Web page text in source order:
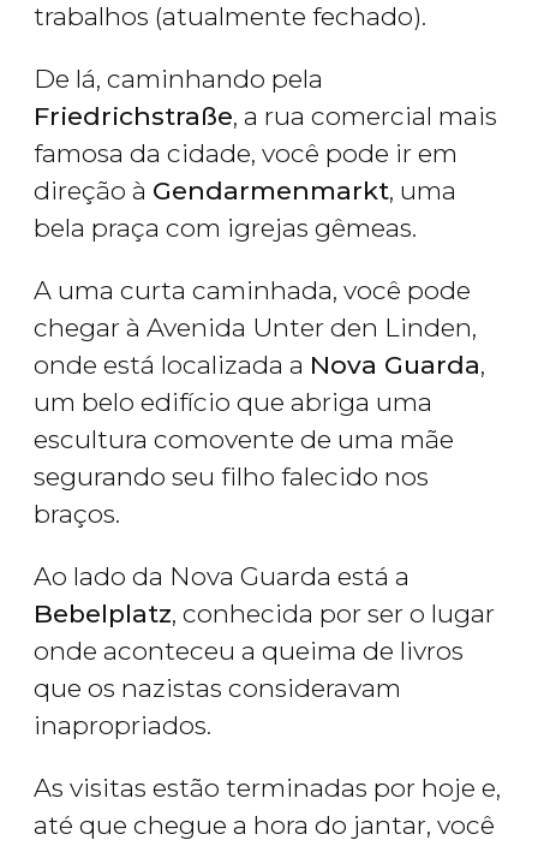
trabalhos (atualmente fechado).
De lá, caminhando pela
Friedrichstraße, a rua comercial mais
famosa da cidade, você pode ir em
direção à Gendarmenmarkt, uma
bela praça com igrejas gêmeas.
A uma curta caminhada, você pode
chegar à Avenida Unter den Linden,
onde está localizada a Nova Guarda,
um belo edifício que abriga uma
escultura comovente de uma mãe
segurando seu filho falecido nos
braços.
Ao lado da Nova Guarda está a
Bebelplatz, conhecida por ser o lugar
onde aconteceu a queima de livros
que os nazistas consideravam
inapropriados.
As visitas estão terminadas por hoje e,
até que chegue a hora do jantar, você